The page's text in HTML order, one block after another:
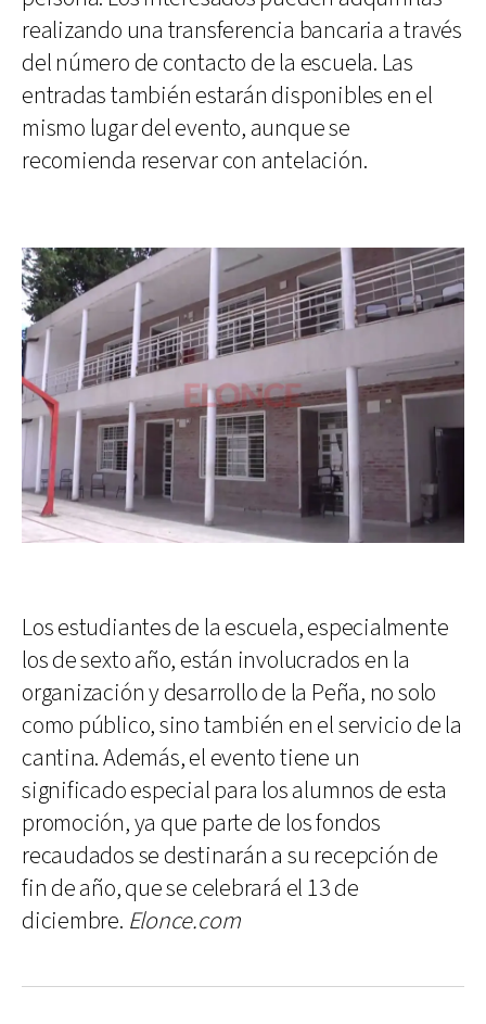
realizando una transferencia bancaria a través
del número de contacto de la escuela. Las
entradas también estarán disponibles en el
mismo lugar del evento, aunque se
recomienda reservar con antelación.
Los estudiantes de la escuela, especialmente
los de sexto año, están involucrados en la
organización y desarrollo de la Peña, no solo
como público, sino también en el servicio de la
cantina. Además, el evento tiene un
significado especial para los alumnos de esta
promoción, ya que parte de los fondos
recaudados se destinarán a su recepción de
fin de año, que se celebrará el 13 de
diciembre. Elonce.com